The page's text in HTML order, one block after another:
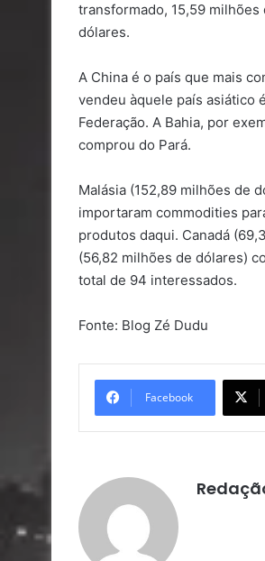
transformado, 15,59
dólares.
A China é o país que mais
vendeu àquele país asiático
Federação. A Bahia, por
comprou do Pará.
Malásia (152,89 milhões de
importaram commodities
produtos daqui. Canadá
(56,82 milhões de dólares)
total de 94 interessados.
Fonte: Blog Zé Dudu
Facebook